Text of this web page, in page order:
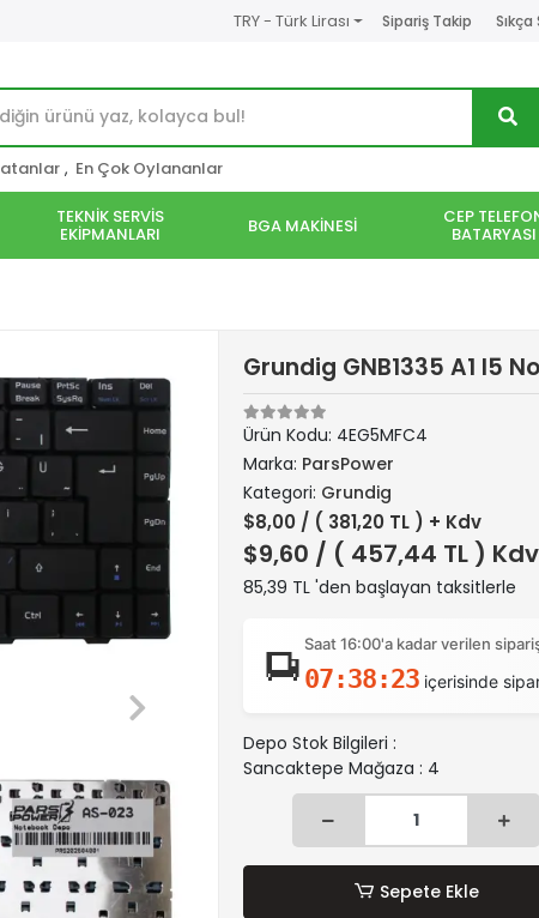
TRY - Türk Lirası Sipariş Takip
, En Çok Oylananlar
TEKNİK SERVİS
EKİPMANLARI BGA MAKİNESİ CEP
BATARYASI
Grundig GNB1335 A1 I5
Ürün Kodu: 4EG5MFC4
Marka: ParsPower
Kategori: Grundig
$8,00 / ( 381,20 TL ) + Kdv
$9,60 / ( 457,44 TL )
85,39 TL 'den başlayan taksitlerle
Saat 16:00'a kadar verilen
07:38:22 içerisinde
Depo Stok Bilgileri :
Sancaktepe Mağaza : 4
Sepete Ekle